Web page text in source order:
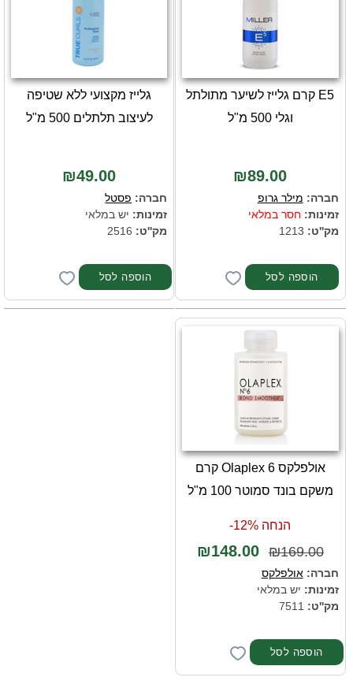
E5 קרם גלייז לשיער מתולתל
וגלי 500 מ"ל
₪89.00
חברה: מילר גרופ
זמינות:חסר במלאי
מק''ט:
הוספה לסל
גלייז מקצועי ללא שטיפה
לעיצוב תלתלים 500 מ"ל
₪49.00
חברה: פסטל
זמינות: יש במלאי
מק''ט:
אולפלקס 6 Olaplex קרם
משקם בונד סמוטר 100 מ"ל
הנחה 12%-
₪169.00
₪148.00
חברה:אולפלקס
זמינות: יש במלאי
מק''ט: